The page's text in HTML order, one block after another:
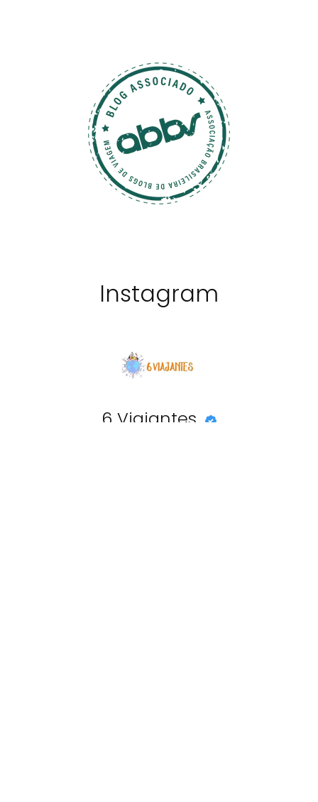
Instagram
6 Viajantes